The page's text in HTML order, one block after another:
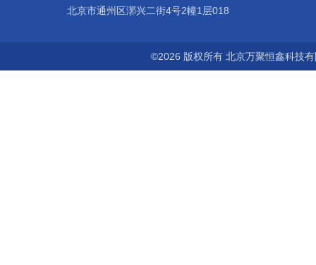
北京市通州区漷兴二街4号2幢1层018
©2026 版权所有 北京万聚恒鑫科技